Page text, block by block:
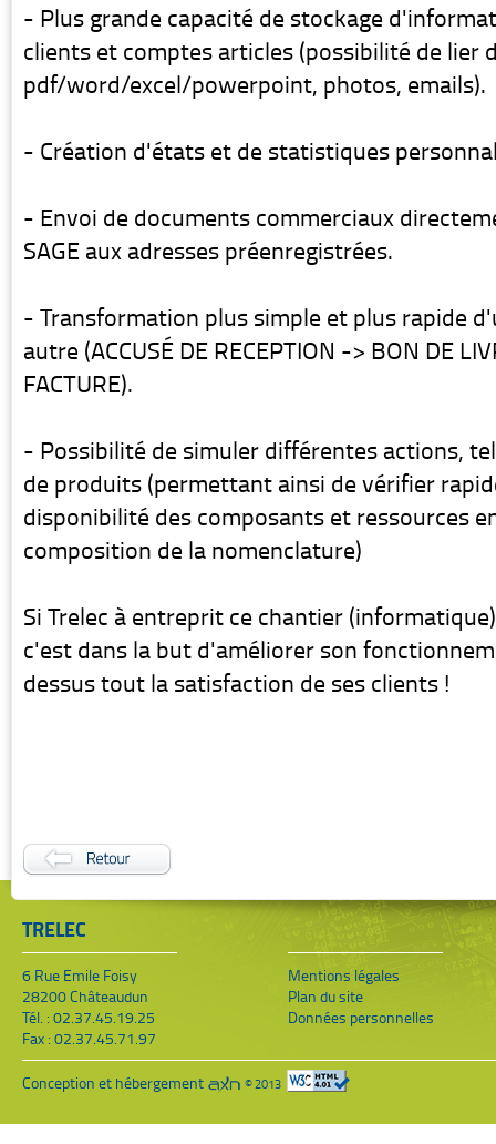
- Plus grande capacité de stockage
clients et comptes articles (possibilité de lier
pdf/word/excel/powerpoint, photos, emails).
- Création d'états et de statistiques
- Envoi de documents commerciaux
SAGE aux adresses préenregistrées.
- Transformation plus simple et plus rapide
autre (ACCUSÉ DE RECEPTION -> BON DE
FACTURE).
- Possibilité de simuler différentes actions,
de produits (permettant ainsi de vérifier
disponibilité des composants et ressources
composition de la nomenclature)
Si Trelec à entreprit ce chantier
c'est dans la but d'améliorer son
dessus tout la satisfaction de ses clients !
TRELEC
6 Rue Emile Foisy
28200 Châteaudun
Tél. : 02.37.45.19.25
Fax : 02.37.45.71.97
Mentions légales
Plan du site
Données personnelles
Conception et hébergement © 2013